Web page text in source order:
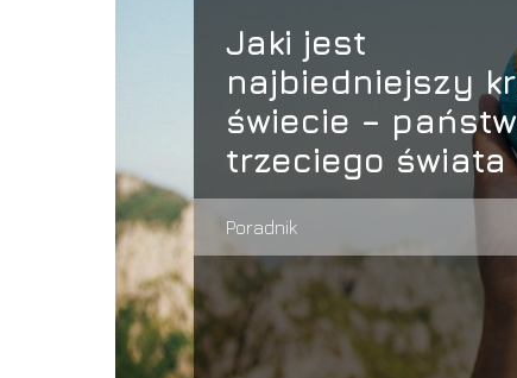
Jaki jest
najbiedniejszy
świecie –
trzeciego świata
Poradnik